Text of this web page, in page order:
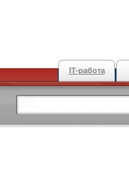
IT-работа